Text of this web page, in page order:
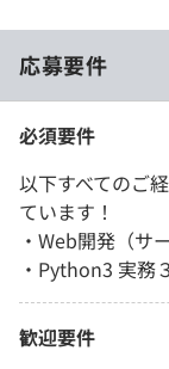
応募要件
必須要件
以下すべてのご
ています！
・Web開発（
・Python3 実務
歓迎要件